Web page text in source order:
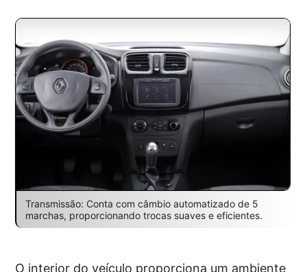
Transmissão: Conta com câmbio automatizado de 5
marchas, proporcionando trocas suaves e eficientes.
O interior do veículo proporciona um ambiente